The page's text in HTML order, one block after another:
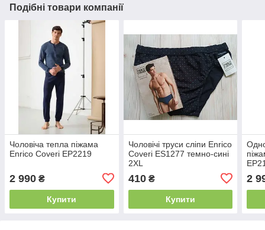
Подібні товари компанії
Чоловіча тепла піжама
Enrico Coveri EP2219
2 990 ₴
Купити
Чоловічі труси сліпи Enrico
Coveri ES1277 темно-сині
2XL
410₴
Купити
2